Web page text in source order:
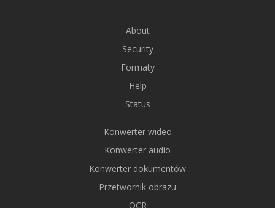
About
Security
Formaty
Help
Status
Konwerter wideo
Konwerter audio
Konwerter dokumentów
Przetwornik obrazu
OCR